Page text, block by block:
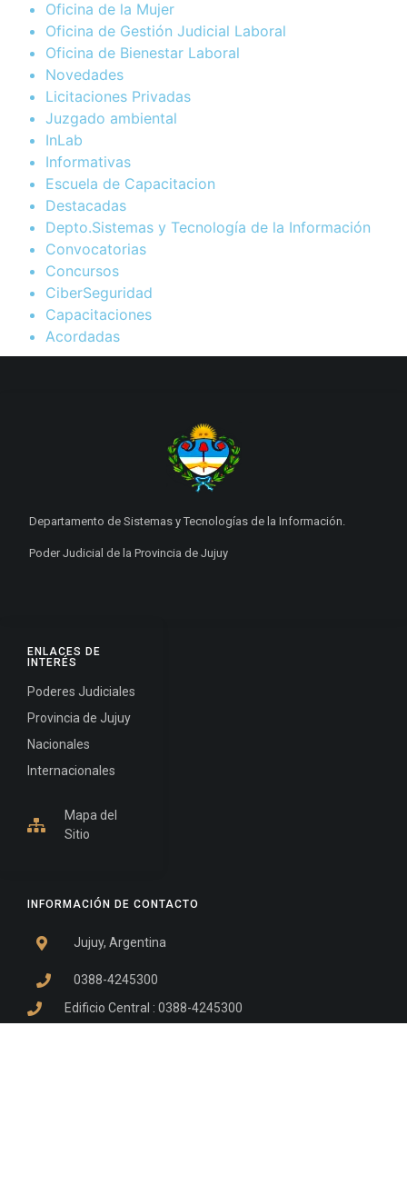
Oficina de la Mujer
Oficina de Gestión Judicial Laboral
Oficina de Bienestar Laboral
Novedades
Licitaciones Privadas
Juzgado ambiental
InLab
Informativas
Escuela de Capacitacion
Destacadas
Depto.Sistemas y Tecnología de la Información
Convocatorias
Concursos
CiberSeguridad
Capacitaciones
Acordadas
INFORMACIÓN DE CONTACTO
Jujuy, Argentina
0388-4245300
Edificio Central : 0388-4245300
ENLACES DE
INTERÉS
Poderes Judiciales
Provincia de Jujuy
Nacionales
Internacionales
Mapa del
Sitio
Departamento de Sistemas y Tecnologías de la Información.
Poder Judicial de la Provincia de Jujuy